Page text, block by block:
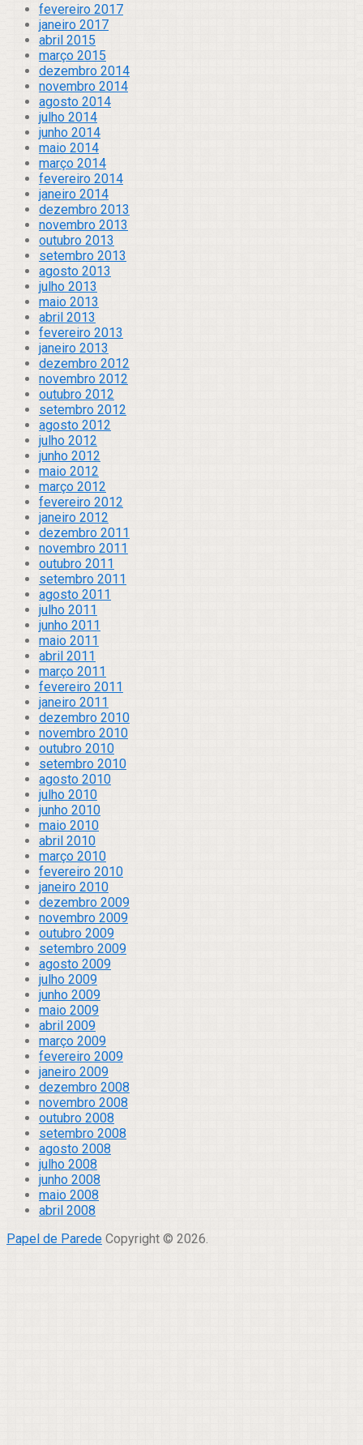
fevereiro 2017
janeiro 2017
abril 2015
março 2015
dezembro 2014
novembro 2014
agosto 2014
julho 2014
junho 2014
maio 2014
março 2014
fevereiro 2014
janeiro 2014
dezembro 2013
novembro 2013
outubro 2013
setembro 2013
agosto 2013
julho 2013
maio 2013
abril 2013
fevereiro 2013
janeiro 2013
dezembro 2012
novembro 2012
outubro 2012
setembro 2012
agosto 2012
julho 2012
junho 2012
maio 2012
março 2012
fevereiro 2012
janeiro 2012
dezembro 2011
novembro 2011
outubro 2011
setembro 2011
agosto 2011
julho 2011
junho 2011
maio 2011
abril 2011
março 2011
fevereiro 2011
janeiro 2011
dezembro 2010
novembro 2010
outubro 2010
setembro 2010
agosto 2010
julho 2010
junho 2010
maio 2010
abril 2010
março 2010
fevereiro 2010
janeiro 2010
dezembro 2009
novembro 2009
outubro 2009
setembro 2009
agosto 2009
julho 2009
junho 2009
maio 2009
abril 2009
março 2009
fevereiro 2009
janeiro 2009
dezembro 2008
novembro 2008
outubro 2008
setembro 2008
agosto 2008
julho 2008
junho 2008
maio 2008
abril 2008
Papel de Parede Copyright © 2026.